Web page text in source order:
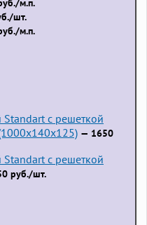
м.п.
шт.
м.п.
с решеткой
— 1650
с решеткой
руб./шт.